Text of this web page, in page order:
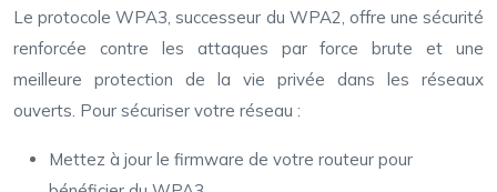
Le protocole WPA3, successeur du WPA2, offre une sécurité
renforcée contre les attaques par force brute et une
meilleure protection de la vie privée dans les réseaux
ouverts. Pour sécuriser votre réseau :
Mettez à jour le firmware de votre routeur pour